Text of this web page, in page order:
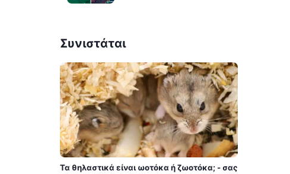
Συνιστάται
Τα θηλαστικά είναι ωοτόκα ή ζωοτόκα; - σας